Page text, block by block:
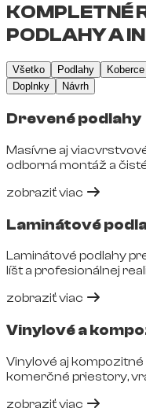
KOMPLETNÉ
PODLAHY A
Všetko Podlahy Koberce
Doplnky
Návrh
Drevené podlahy
Masívne aj
odborná montáž a
zobraziť viac
Laminátové
Laminátové podlahy
líšt a profesionálnej
zobraziť viac
Vinylové a
Vinylové aj
komerčné priestory,
zobraziť viac